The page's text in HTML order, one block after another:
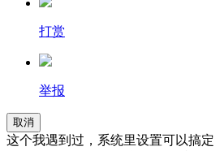
打赏
举报
取消
这个我遇到过，系统里设置可以搞定